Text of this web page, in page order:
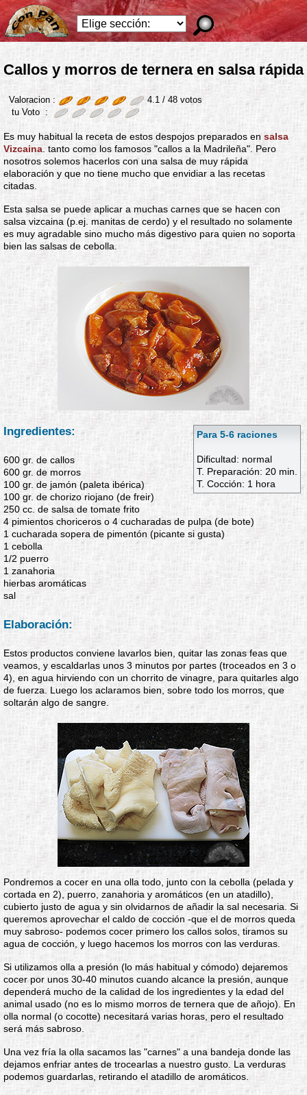
Callos y morros de ternera en salsa rápida
Valoracion : 4.1 /48 votos
tu Voto :
Es muy habitual la receta de estos despojos preparados en salsa
Vizcaina . tanto como los famosos "callos a la Madrileña". Pero
nosotros solemos hacerlos con una salsa de muy rápida
elaboración y que no tiene mucho que envidiar a las recetas
citadas.
Esta salsa se puede aplicar a muchas carnes que se hacen con
salsa vizcaina (p.ej. manitas de cerdo) y el resultado no solamente
es muy agradable sino mucho más digestivo para quien no soporta
bien las salsas de cebolla.
Para 5-6 raciones
Dificultad: normal
T. Preparación: 20 min.
T. Cocción: 1 hora
Ingredientes:
600 gr. de callos
600 gr. de morros
100 gr. de jamón (paleta ibérica)
100 gr. de chorizo riojano (de freir)
250 cc. de salsa de tomate frito
4 pimientos choriceros o 4 cucharadas de pulpa (de bote)
1 cucharada sopera de pimentón (picante si gusta)
1 cebolla
1/2 puerro
1 zanahoria
hierbas aromáticas
sal
Elaboración:
Estos productos conviene lavarlos bien, quitar las zonas feas que
veamos, y escaldarlas unos 3 minutos por partes (troceados en 3 o
4), en agua hirviendo con un chorrito de vinagre, para quitarles algo
de fuerza. Luego los aclaramos bien, sobre todo los morros, que
soltarán algo de sangre.
Pondremos a cocer en una olla todo, junto con la cebolla (pelada y
cortada en 2), puerro, zanahoria y aromáticos (en un atadillo),
cubierto justo de agua y sin olvidarnos de añadir la sal necesaria. Si
queremos aprovechar el caldo de cocción -que el de morros queda
muy sabroso- podemos cocer primero los callos solos, tiramos su
agua de cocción, y luego hacemos los morros con las verduras.
Si utilizamos olla a presión (lo más habitual y cómodo) dejaremos
cocer por unos 30-40 minutos cuando alcance la presión, aunque
dependerá mucho de la calidad de los ingredientes y la edad del
animal usado (no es lo mismo morros de ternera que de añojo). En
olla normal (o cocotte) necesitará varias horas, pero el resultado
será más sabroso.
Una vez fría la olla sacamos las "carnes" a una bandeja donde las
dejamos enfriar antes de trocearlas a nuestro gusto. La verduras
podemos guardarlas, retirando el atadillo de aromáticos.